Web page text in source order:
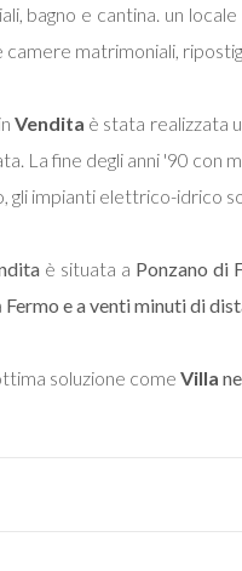
bagno e cantina. un
camere matrimoniali,
Vendita è stata realizzata
La fine degli anni '90 con
gli impianti elettrico-idrico
è situata a Ponzano di
Fermo e a venti minuti di
soluzione come Villa